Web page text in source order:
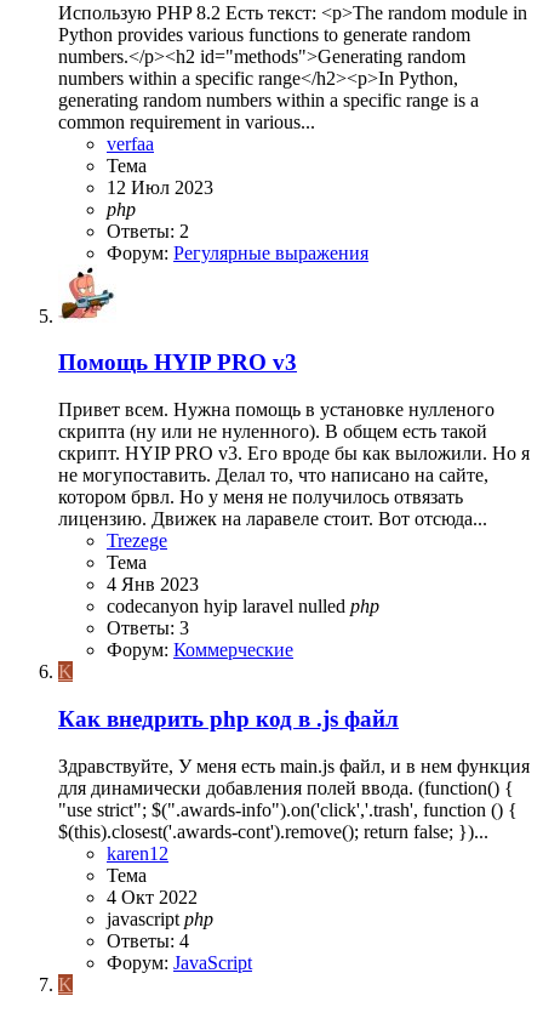
Использую PHP 8.2 Есть текст: <p>The random module in
Python provides various functions to generate random
numbers.</p><h2 id="methods">Generating random
numbers within a specific range</h2><p>In Python,
generating random numbers within a specific range is a
common requirement in various...
verfaa
Тема
12 Июл 2023
php
Ответы: 2
Форум: Регулярные выражения
Помощь HYIP PRO v3
Привет всем. Нужна помощь в установке нулленого
скрипта (ну или не нуленного). В общем есть такой
скрипт. HYIP PRO v3. Его вроде бы как выложили. Но я
не могупоставить. Делал то, что написано на сайте,
котором брвл. Но у меня не получилось отвязать
лицензию. Движек на ларавеле стоит. Вот отсюда...
Trezege
Тема
4 Янв 2023
codecanyon hyip laravel nulled php
Ответы: 3
Форум: Коммерческие
K
Как внедрить php код в .js файл
Здравствуйте, У меня есть main.js файл, и в нем функция
для динамически добавления полей ввода. (function() {
"use strict"; $(".awards-info").on('click','.trash', function () {
$(this).closest('.awards-cont').remove(); return false; })...
karen12
Тема
4 Окт 2022
javascript php
Ответы: 4
Форум: JavaScript
K